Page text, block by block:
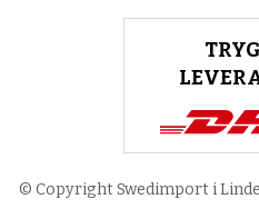
© Copyright Swedimport i